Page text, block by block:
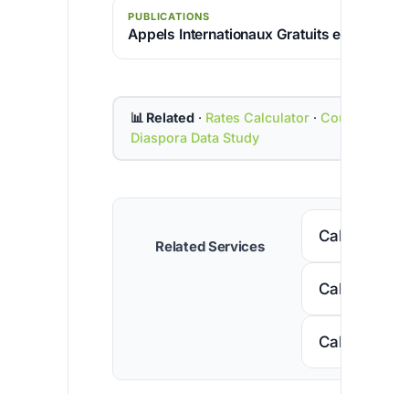
PUBLICATIONS
Appels Internationaux Gratuits et Illimités
📊 Related · Rates Calculator· Country
Diaspora Data Study
Related Services
Call
Call Nigeria
Call South